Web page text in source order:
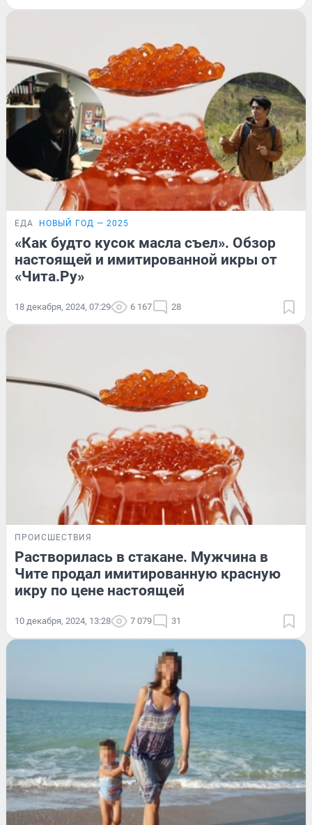
ЕДА НОВЫЙ ГОД — 2025
«Как будто кусок масла съел». Обзор
настоящей и имитированной икры от
«Чита.Ру»
18 декабря, 2024, 07:29 6 167 28
ПРОИСШЕСТВИЯ
Растворилась в стакане. Мужчина в
Чите продал имитированную красную
икру по цене настоящей
10 декабря, 2024, 13:28 7 079 31